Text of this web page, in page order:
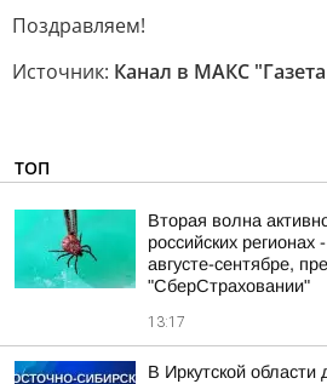
Поздравляем!
Источник: Канал в МАКС
ТОП
Вторая волна
российских
августе-сентябре,
"СберСтраховании"
13:17
В Иркутской